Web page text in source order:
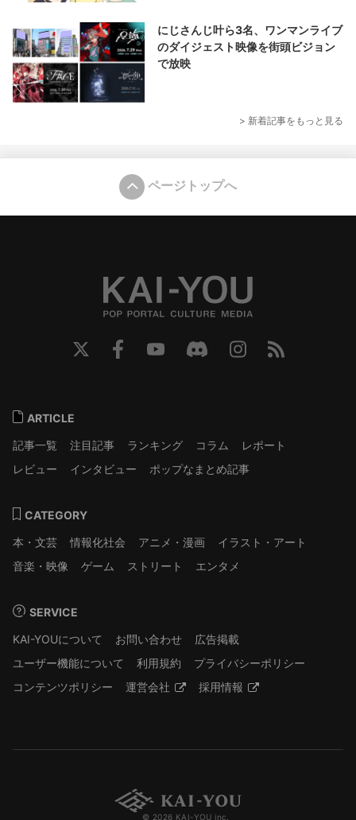
にじさんじ叶ら3名、ワンマンライブ
のダイジェスト映像を街頭ビジョン
で放映
> 新着記事をもっと見る
ページトップへ
ARTICLE
記事一覧
注目記事 ランキング コラム
レポート
レビュー
インタビュー ポップなまとめ記事
CATEGORY
本・文芸
情報化社会 アニメ・漫画
イラスト・アート
音楽・映像
ゲーム ストリート エンタメ
SERVICE
KAI-YOUについて
お問い合わせ
広告掲載
ユーザー機能について
利用規約
プライバシーポリシー
コンテンツポリシー
運営会社 採用情報
© 2026 KAI-YOU inc.